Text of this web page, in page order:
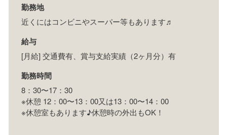
勤務地
近くにはコンビニやスーパー等もあります♬
給与
[月給] 交通費有、賞与支給実績（2ヶ月分）有
勤務時間
8：30〜17：30
※休憩 12：00〜13：00又は13：00〜14：00
※休憩室もあります♪休憩時の外出もOK！